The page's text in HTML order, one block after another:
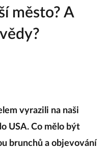
město? A
vyrazili na naši
USA. Co mělo být
brunchů a objevování